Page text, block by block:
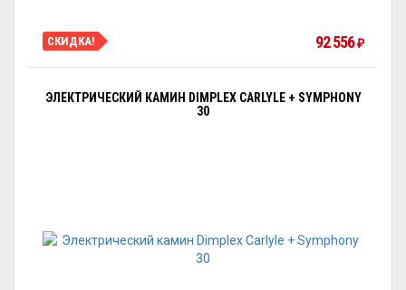
СКИДКА! 92 556₽
ЭЛЕКТРИЧЕСКИЙ КАМИН DIMPLEX CARLYLE + SYMPHONY
30